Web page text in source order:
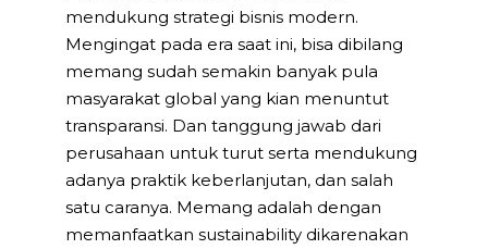
mendukung strategi bisnis modern.
Mengingat pada era saat ini, bisa dibilang
memang sudah semakin banyak pula
masyarakat global yang kian menuntut
transparansi. Dan tanggung jawab dari
perusahaan untuk turut serta mendukung
adanya praktik keberlanjutan, dan salah
satu caranya. Memang adalah dengan
memanfaatkan sustainability dikarenakan